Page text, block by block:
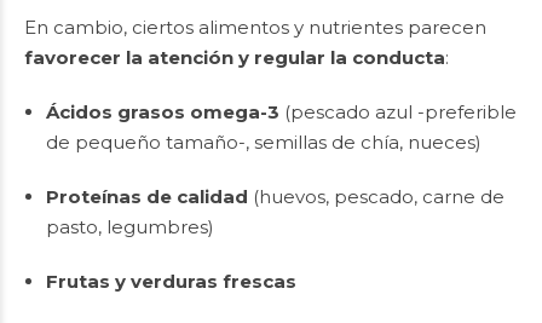
En cambio, ciertos alimentos y nutrientes parecen
favorecer la atención y regular la conducta:
Ácidos grasos omega-3 (pescado azul -preferible
de pequeño tamaño-, semillas de chía, nueces)
Proteínas de calidad (huevos, pescado, carne de
pasto, legumbres)
Frutas y verduras frescas